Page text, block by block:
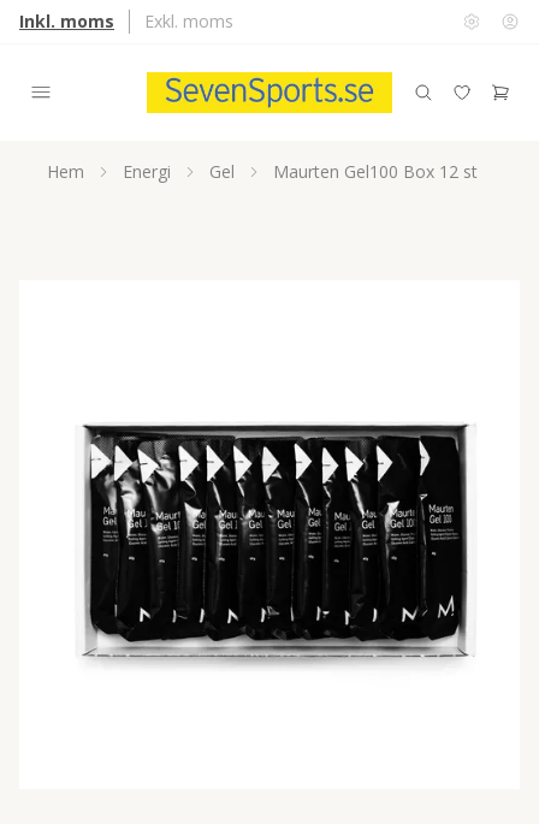
Inkl. moms Exkl. moms
Hem Energi Gel Maurten Gel100 Box 12 st